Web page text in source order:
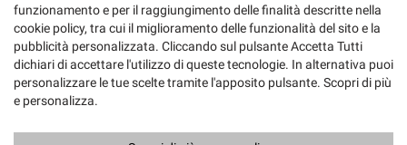
REA:AV-188862
funzionamento e per il raggiungimento delle finalità descritte nella
cookie policy, tra cui il miglioramento delle funzionalità del sito e la
pubblicità personalizzata. Cliccando sul pulsante Accetta Tutti
dichiari di accettare l'utilizzo di queste tecnologie. In alternativa puoi
personalizzare le tue scelte tramite l'apposito pulsante. Scopri di più
e personalizza.